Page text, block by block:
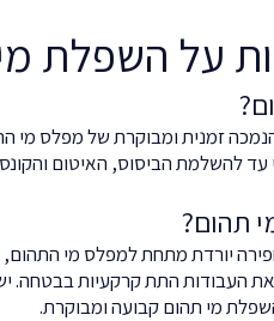
על השפלת
זמנית ומבוקרת של מפלס מי
להשלמת הביסוס, האיטום
תהום?
יורדת מתחת למפלס מי התהום,
העבודות התת קרקעיות בבטחה.
מי תהום קבועה ומבוקרת.